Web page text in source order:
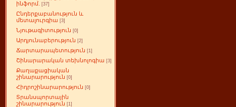
ինֆորմ.
[37]
Ընդերքաբանություն և
մետալուրգիա [3]
Նյութագիտություն [0]
Արդյունաբերություն [2]
Ճարտարապետություն [1]
Շինարարական տեխնոլոգիա [3]
Քաղաքացիական
շինարարություն [0]
Հիդրոշինարարություն [0]
Տրանսպորտային
շինարարություն [1]